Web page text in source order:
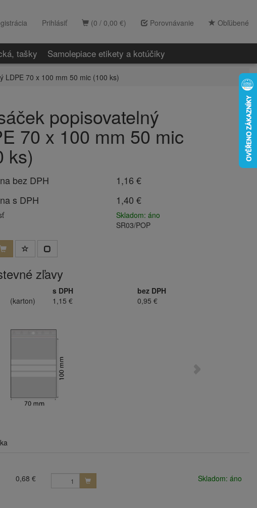
(0 / 0,00 €) Porovnávanie Obľúbené
Prihlásiť
tašky Samolepiace etikety a kotúčiky
LDPE 70 x 100 mm 50 mic (100 ks)
popisovatelný
70 x 100 mm 50 mic
ks)
bez DPH
1,16 €
s DPH
1,40 €
Skladom: áno
SR03/POP
zľavy
s DPH
bez DPH
(karton) 1,15 € 0,95 €
0,68 €
Skladom: áno